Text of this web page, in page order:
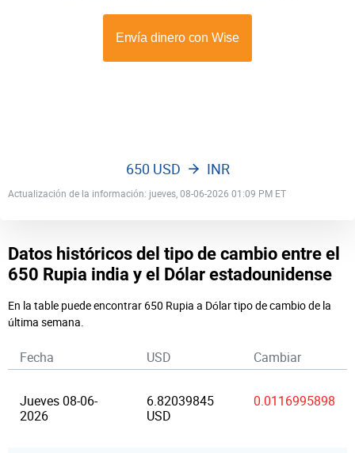
Actualización de la información: jueves, 08-06-2026 01:09 PM ET
650 USD INR
Datos históricos del tipo de cambio entre el
650 Rupia india y el Dólar estadounidense
En la table puede encontrar 650 Rupia a Dólar tipo de cambio de la
última semana.
Fecha USD Cambiar
Jueves 08-06-
2026
6.82039845
USD
0.0116995898